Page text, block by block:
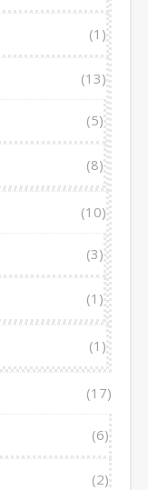
(1)
(13)
(5)
(8)
(10)
(3)
(1)
(1)
(17)
(6)
(2)